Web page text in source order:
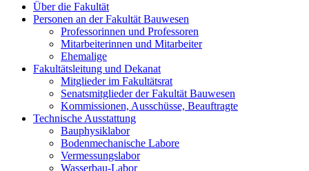
Über die Fakultät
Personen an der Fakultät Bauwesen
Professorinnen und Professoren
Mitarbeiterinnen und Mitarbeiter
Ehemalige
Fakultätsleitung und Dekanat
Mitglieder im Fakultätsrat
Senatsmitglieder der Fakultät Bauwesen
Kommissionen, Ausschüsse, Beauftragte
Technische Ausstattung
Bauphysiklabor
Bodenmechanische Labore
Vermessungslabor
Wasserbau-Labor